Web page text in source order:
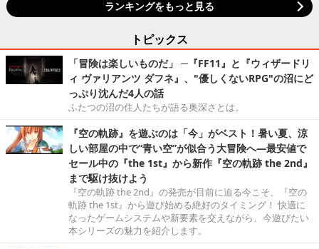
ランキングをもっと見る
トピックス
「冒険は楽しいものだ」 ─『FF11』と『ウィザードリ
ィ ヴァリアンツ ダフネ』、"優しくないRPG"の沼にど
っぷり沈んだ4人の話
ふたつの沼の住人たちが語る奥深さとは。
『空の軌跡』を遊ぶのは「今」がベスト！暑い夏、涼
しい部屋の中で“青い空”が似合う大冒険へ―最安値で
セール中の『the 1st』から新作『空の軌跡 the 2nd』
まで駆け抜けよう
『空の軌跡 the 2nd』の発売が目前に迫る今こそ、『空の
軌跡 the 1st』から遊び始める絶好のタイミング！ 快適に
なったゲームシステムや新要素を交えながら、今遊びたい
本シリーズの魅力を紹介します。